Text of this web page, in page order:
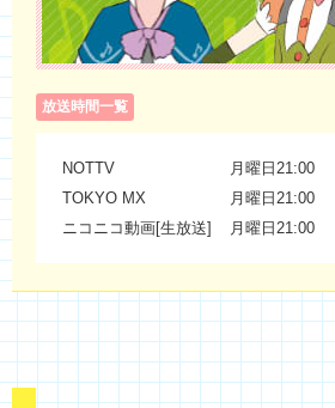
放送時間一覧
NOTTV
月曜日21:00
TOKYO MX
月曜日21:00
ニコニコ動画[生放送]
月曜日21:00